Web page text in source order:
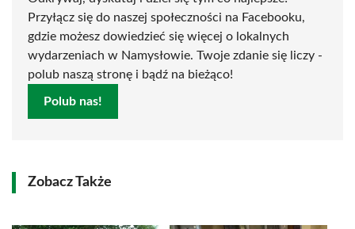
Przyłącz się do naszej społeczności na Facebooku,
gdzie możesz dowiedzieć się więcej o lokalnych
wydarzeniach w Namysłowie. Twoje zdanie się liczy -
polub naszą stronę i bądź na bieżąco!
Polub nas!
Zobacz Także